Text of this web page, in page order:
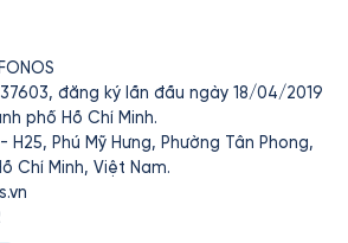
đăng ký lần đầu ngày 18/04/2019
phố Hồ Chí Minh.
H25, Phú Mỹ Hưng, Phường Tân Phong,
Chí Minh, Việt Nam.